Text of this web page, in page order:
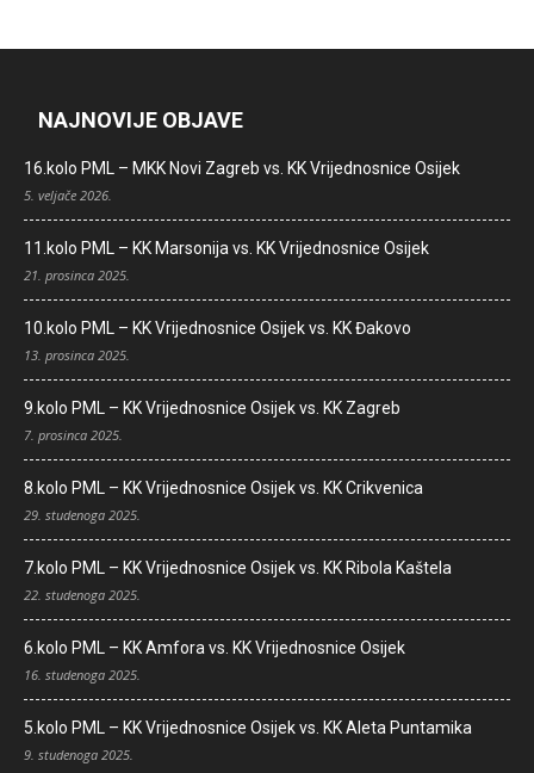
NAJNOVIJE OBJAVE
16.kolo PML – MKK Novi Zagreb vs. KK Vrijednosnice Osijek
5. veljače 2026.
11.kolo PML – KK Marsonija vs. KK Vrijednosnice Osijek
21. prosinca 2025.
10.kolo PML – KK Vrijednosnice Osijek vs. KK Đakovo
13. prosinca 2025.
9.kolo PML – KK Vrijednosnice Osijek vs. KK Zagreb
7. prosinca 2025.
8.kolo PML – KK Vrijednosnice Osijek vs. KK Crikvenica
29. studenoga 2025.
7.kolo PML – KK Vrijednosnice Osijek vs. KK Ribola Kaštela
22. studenoga 2025.
6.kolo PML – KK Amfora vs. KK Vrijednosnice Osijek
16. studenoga 2025.
5.kolo PML – KK Vrijednosnice Osijek vs. KK Aleta Puntamika
9. studenoga 2025.